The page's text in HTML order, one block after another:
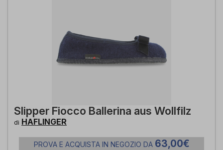
Slipper Fiocco Ballerina aus Wollfilz
di HAFLINGER
PROVA E ACQUISTA IN NEGOZIO DA 63,00€